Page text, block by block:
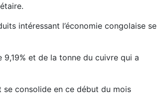
intéressant l’économie congolaise se
et de la tonne du cuivre qui a
consolide en ce début du mois